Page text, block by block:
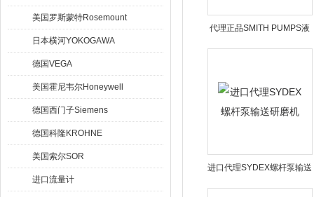
美国罗斯蒙特Rosemount
日本横河YOKOGAWA
德国VEGA
美国霍尼韦尔Honeywell
德国西门子Siemens
德国科隆KROHNE
美国索尔SOR
进口流量计
代理正品SMITH PUMPS液
化气泵重型泵
进口代理SYDEX螺杆泵输送
研磨机